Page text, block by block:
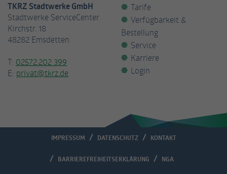
TKRZ Stadtwerke GmbH
Stadtwerke ServiceCenter
Kirchstr. 18
48282 Emsdetten
T: 02572.202 399
E: privat@tkrz.de
Tarife
Verfügbarkeit &
Bestellung
Service
Karriere
Login
IMPRESSUM DATENSCHUTZ KONTAKT
BARRIEREFREIHEITSERKLÄRUNG NGA